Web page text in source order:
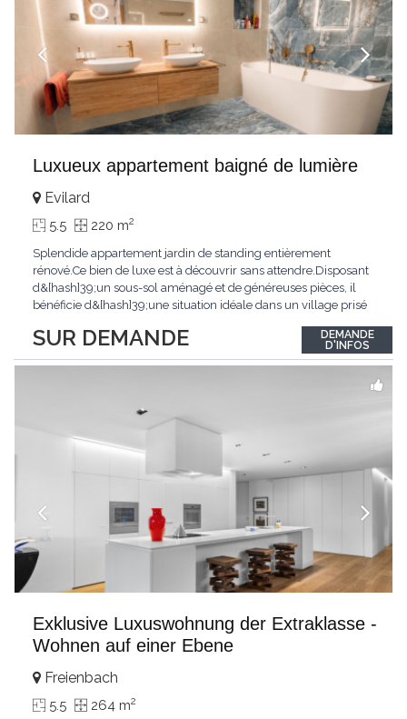
Luxueux appartement baigné de lumière
SUR DEMANDE
Evilard
5.5 220 m2
Splendide appartement jardin de standing entièrement
rénové.Ce bien de luxe est à découvrir sans attendre.Disposant
d&[hash]39;un sous-sol aménagé et de généreuses pièces, il
bénéficie d&[hash]39;une situation idéale dans un village prisé
luminosité hors du commun tout au long de la journée.Points
forts:4 grandes chambresUn...
DEMANDE
D'INFOS
Exklusive Luxuswohnung der Extraklasse -
Wohnen auf einer Ebene
Freienbach
5.5 264 m2